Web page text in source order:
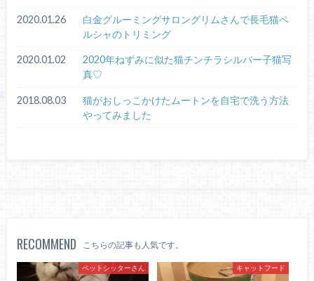
2020.01.26
白金グルーミングサロングリムさんで長毛猫ペ
ルシャのトリミング
2020.01.02
2020年ねずみに似た猫チンチラシルバー子猫写
真♡
2018.08.03
猫がおしっこかけたムートンを自宅で洗う方法
やってみました
RECOMMEND こちらの記事も人気です。
ペットシッターさん キャットフード